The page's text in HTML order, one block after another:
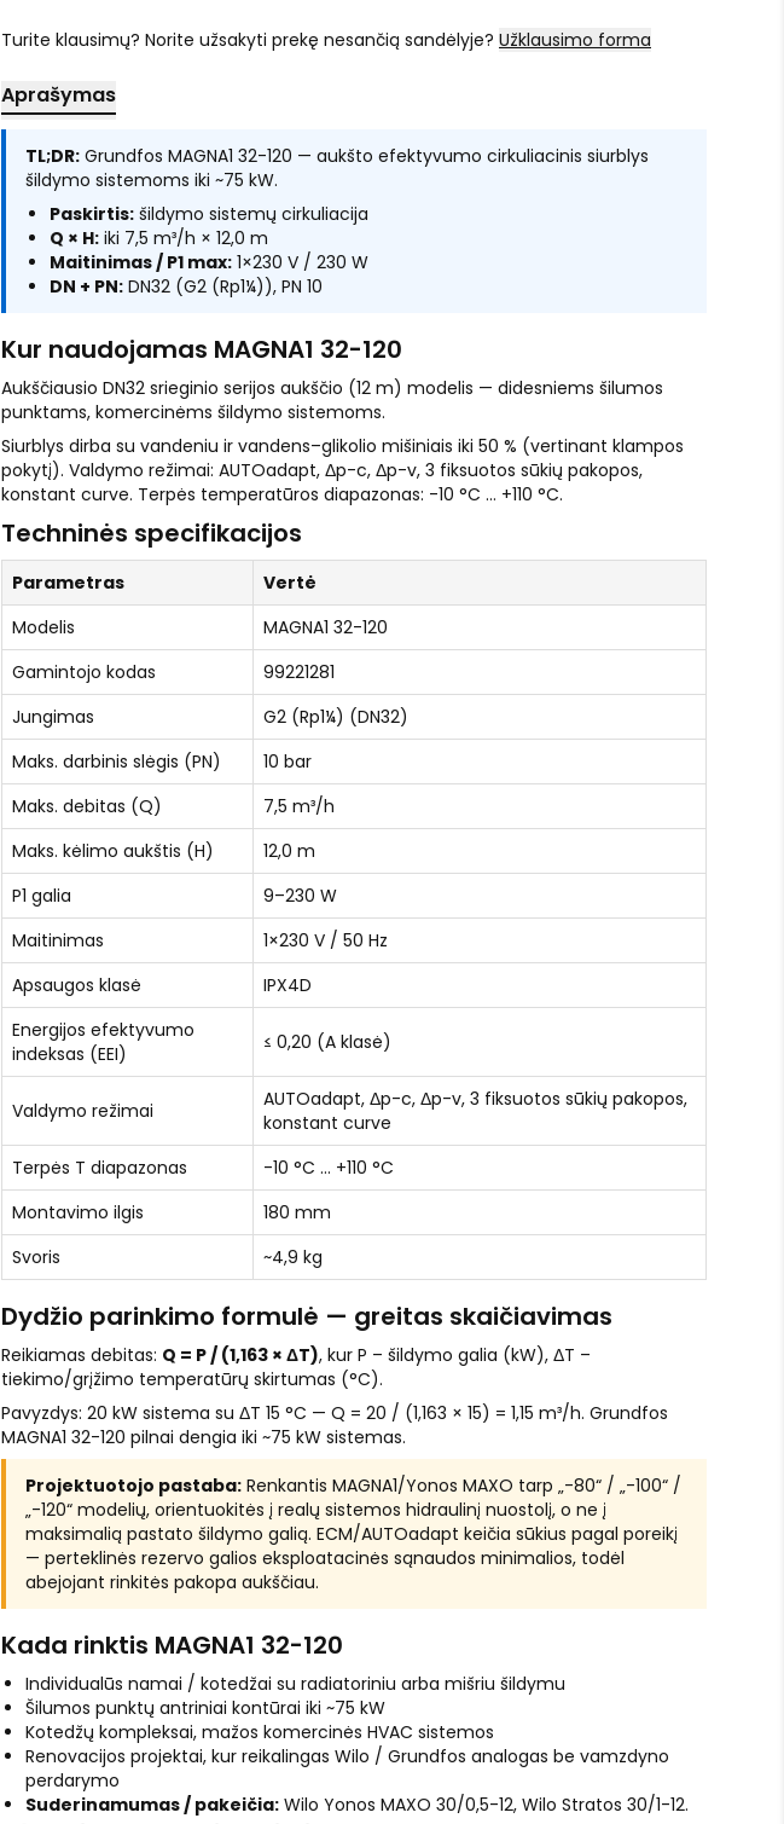
Turite klausimų? Norite užsakyti prekę nesančią sandėlyje? Užklausimo forma
Aprašymas
TL;DR: Grundfos MAGNA1 32-120 — aukšto efektyvumo cirkuliacinis siurblys
šildymo sistemoms iki ~75 kW.
Paskirtis: šildymo sistemų cirkuliacija
Q × H: iki 7,5 m³/h × 12,0 m
Maitinimas / P1 max: 1×230 V / 230 W
DN + PN: DN32 (G2 (Rp1¼)), PN 10
Kur naudojamas MAGNA1 32-120
Aukščiausio DN32 srieginio serijos aukščio (12 m) modelis — didesniems šilumos
punktams, komercinėms šildymo sistemoms.
Siurblys dirba su vandeniu ir vandens–glikolio mišiniais iki 50 % (vertinant klampos
pokytį). Valdymo režimai: AUTOadapt, Δp-c, Δp-v, 3 fiksuotos sūkių pakopos,
konstant curve. Terpės temperatūros diapazonas: -10 °C … +110 °C.
Techninės specifikacijos
Parametras
Vertė
Modelis
MAGNA1 32-120
Gamintojo kodas
99221281
Jungimas
G2 (Rp1¼) (DN32)
Maks. darbinis slėgis (PN)
10 bar
Maks. debitas (Q)
7,5 m³/h
Maks. kėlimo aukštis (H)
12,0 m
P1 galia
9–230 W
Maitinimas
1×230 V / 50 Hz
Apsaugos klasė
IPX4D
Energijos efektyvumo
indeksas (EEI)
≤ 0,20 (A klasė)
Valdymo režimai
AUTOadapt, Δp-c, Δp-v, 3 fiksuotos sūkių pakopos,
konstant curve
Terpės T diapazonas
-10 °C … +110 °C
Montavimo ilgis
180 mm
Svoris
~4,9 kg
Dydžio parinkimo formulė — greitas skaičiavimas
Reikiamas debitas: Q = P / (1,163 × ΔT), kur P – šildymo galia (kW), ΔT –
tiekimo/grįžimo temperatūrų skirtumas (°C).
Pavyzdys: 20 kW sistema su ΔT 15 °C — Q = 20 / (1,163 × 15) = 1,15 m³/h. Grundfos
MAGNA1 32-120 pilnai dengia iki ~75 kW sistemas.
Projektuotojo pastaba: Renkantis MAGNA1/Yonos MAXO tarp „-80“ / „-100“ /
„-120“ modelių, orientuokitės į realų sistemos hidraulinį nuostolį, o ne į
maksimalią pastato šildymo galią. ECM/AUTOadapt keičia sūkius pagal poreikį
— perteklinės rezervo galios eksploatacinės sąnaudos minimalios, todėl
abejojant rinkitės pakopa aukščiau.
Kada rinktis MAGNA1 32-120
Individualūs namai / kotedžai su radiatoriniu arba mišriu šildymu
Šilumos punktų antriniai kontūrai iki ~75 kW
Kotedžų kompleksai, mažos komercinės HVAC sistemos
Renovacijos projektai, kur reikalingas Wilo / Grundfos analogas be vamzdyno
perdarymo
Suderinamumas / pakeičia: Wilo Yonos MAXO 30/0,5-12, Wilo Stratos 30/1-12.